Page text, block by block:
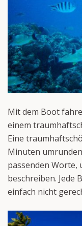
Mit dem Boot
einem
Eine
Minuten
passenden Worte,
beschreiben. Jede
einfach nicht